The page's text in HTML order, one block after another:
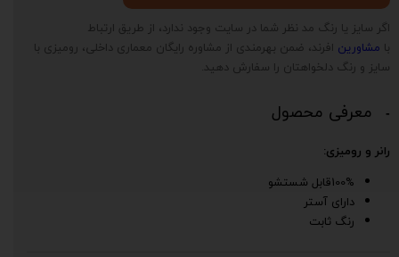
اگر سایز یا رنگ مد نظر شما در سایت وجود ندارد، از طریق ارتباط
با مشاورین افرند، ضمن بهرمندی از مشاوره رایگان معماری داخلی، رومیزی با
سایز و رنگ دلخواهتان را سفارش دهید.
معرفی محصول
رانر و رومیزی:
100%قابل شستشو
دارای آستر
رنگ ثابت